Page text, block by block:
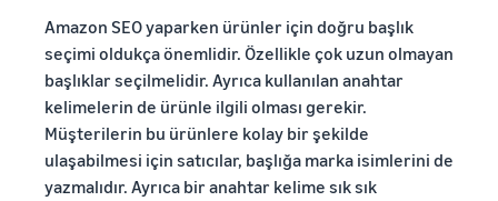
Amazon SEO yaparken ürünler için doğru başlık
seçimi oldukça önemlidir. Özellikle çok uzun olmayan
başlıklar seçilmelidir. Ayrıca kullanılan anahtar
kelimelerin de ürünle ilgili olması gerekir.
Müşterilerin bu ürünlere kolay bir şekilde
ulaşabilmesi için satıcılar, başlığa marka isimlerini de
yazmalıdır. Ayrıca bir anahtar kelime sık sık